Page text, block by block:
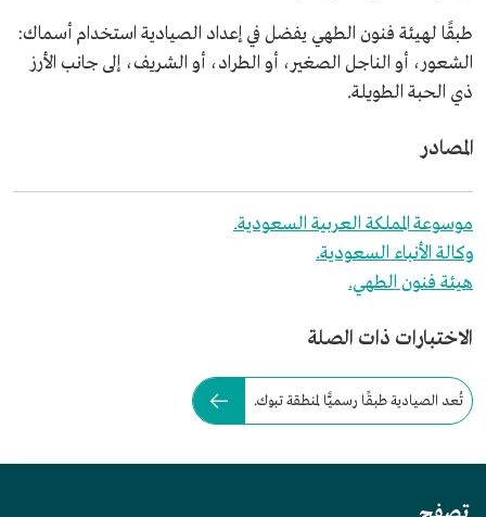
طبقًا لهيئة فنون الطهي يفضل في إعداد الصيادية استخدام أسماك:
الشعور، أو الناجل الصغير، أو الطراد، أو الشريف، إلى جانب الأرز
ذي الحبة الطويلة.
المصادر
موسوعة المملكة العربية السعودية.
وكالة الأنباء السعودية.
هيئة فنون الطهي.
الاختبارات ذات الصلة
تُعد الصيادية طبقًا رسميًّا لمنطقة تبوك.